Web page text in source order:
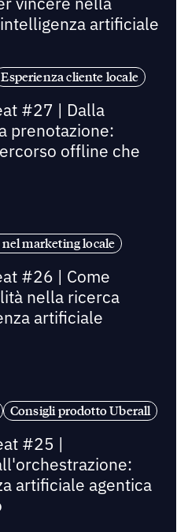
artificiale
Esperienza cliente locale
#27 | Dalla
prenotazione:
offline che
marketing locale
#26 | Come
nella ricerca
artificiale
Consigli prodotto Uberall
#25 |
artificiale agentica